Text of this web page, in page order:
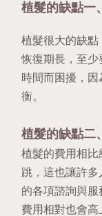
植髮的缺點一
植髮很大的缺
恢復期長，至
時間而困擾，
衡。
植髮的缺點二
植髮的費用相
跳，這也讓許
的各項諮詢與
費用相對也會